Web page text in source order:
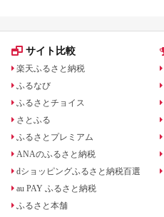
サイト比較
楽天ふるさと納税
ふるなび
ふるさとチョイス
さとふる
ふるさとプレミアム
ANAのふるさと納税
dショッピングふるさと納税百選
au PAY ふるさと納税
ふるさと本舗